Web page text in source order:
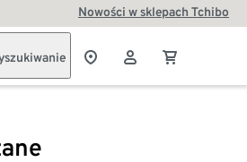
Nowości w sklepach Tchibo